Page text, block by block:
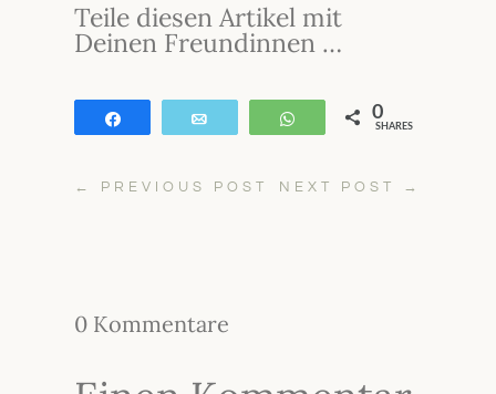
Teile diesen Artikel mit
Deinen Freundinnen …
WhatsApp
0
SHARES
← PREVIOUS POST NEXT POST →
0 Kommentare